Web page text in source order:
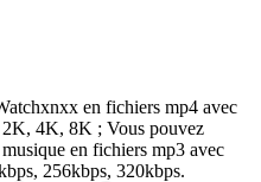
en fichiers mp4 avec
4K, 8K ; Vous pouvez
en fichiers mp3 avec
256kbps, 320kbps.